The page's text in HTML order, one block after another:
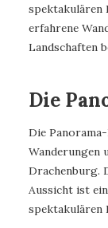
spektakulären
erfahrene
Landschaften
Die
Die
Wanderungen
Drachenburg.
Aussicht ist
spektakulären